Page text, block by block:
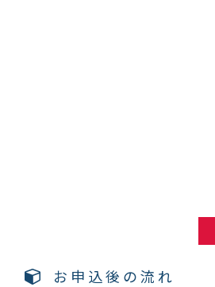
お申込後の流れ